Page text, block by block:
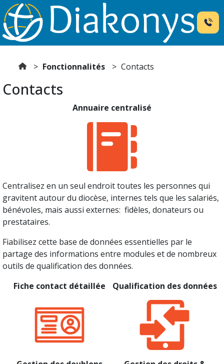
Fonctionnalités Contacts
Contacts
Annuaire centralisé
Centralisez en un seul endroit toutes les personnes qui
gravitent autour du diocèse, internes tels que les salariés,
bénévoles, mais aussi externes: fidèles, donateurs ou
prestataires.
Fiabilisez cette base de données essentielles par le
partage des informations entre modules et de nombreux
outils de qualification des données.
Fiche contact détaillée
Qualification des données